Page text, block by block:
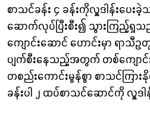
စာသင်ခန်း ၄ ခန်းကိုလှူဒါန်းပေး
ဆောက်လုပ်ပြီးစီး၍ သွားကြည့်ရှု
ကျောင်းဆောင် ဟောင်းမှာ ရာသီ
ပျက်စီးနေသည့်အတွက် တစ်ကျောင်
တစည်းကောင်းမွန်စွာ စာသင်ကြာ
ခန်းပါ ၂ ထပ်စာသင်ဆောင်ကို လှူဒ